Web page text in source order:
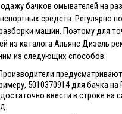
бачков омывателей на
средств. Регулярно
машин. Поэтому для
из каталога Альянс Дизель
из следующих способов:
5010370914 для бачка на
ввести в строке на